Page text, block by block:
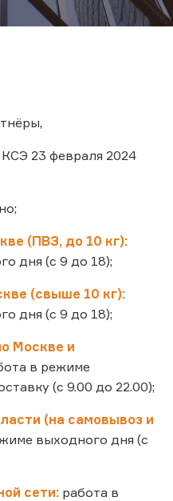
23 февраля 2024
(ПВЗ, до 10 кг):
дня (с 9 до 18);
(свыше 10 кг):
дня (с 9 до 18);
Москве и
в режиме
(с 9.00 до 22.00);
(на самовывоз и
выходного дня (с
сети: работа в